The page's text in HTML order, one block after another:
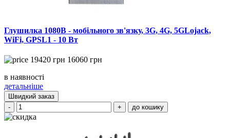
Глушилка 1080B - мобільного зв'язку, 3G, 4G, 5GLojack,
WiFi, GPSL1 - 10 Вт
19420 грн 16060 грн
в наявності
детальніше
Швидкий заказ
-
+ до кошику